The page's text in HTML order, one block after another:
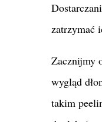
zatrzymać
Zacznijmy
wygląd
takim